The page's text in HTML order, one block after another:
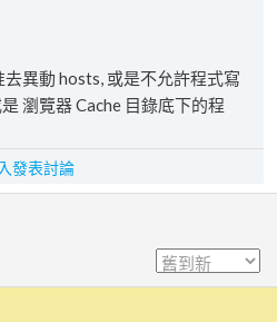
異動 hosts, 或是不允許程式寫
瀏覽器 Cache 目錄底下的程
發表討論